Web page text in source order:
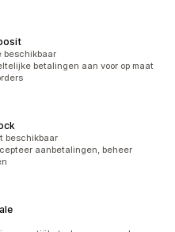
beschikbaar
betalingen aan voor op maat
beschikbaar
aanbetalingen, beheer